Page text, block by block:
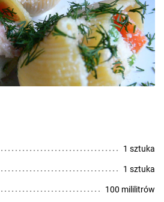
1 sztuka
1 sztuka
100 mililitrów